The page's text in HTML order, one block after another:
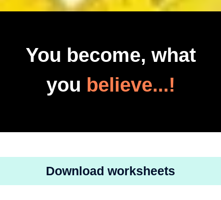
You become, what
you believe...!
Download worksheets